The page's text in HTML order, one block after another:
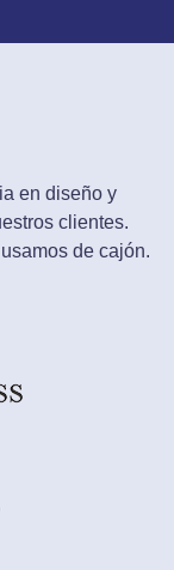
en diseño y
clientes.
de cajón.